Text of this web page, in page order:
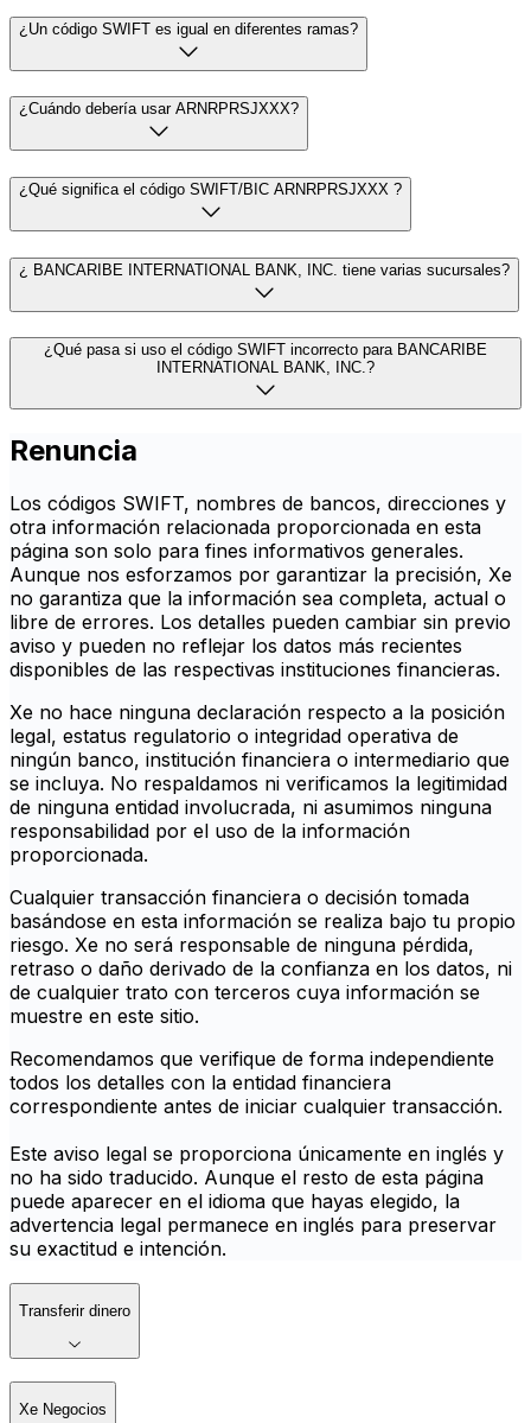
¿Un código SWIFT es igual en diferentes ramas?
¿Cuándo debería usar ARNRPRSJXXX?
¿Qué significa el código SWIFT/BIC ARNRPRSJXXX ?
¿ BANCARIBE INTERNATIONAL BANK, INC. tiene varias sucursales?
¿Qué pasa si uso el código SWIFT incorrecto para BANCARIBE
INTERNATIONAL BANK, INC.?
Renuncia
Los códigos SWIFT, nombres de bancos, direcciones y
otra información relacionada proporcionada en esta
página son solo para fines informativos generales.
Aunque nos esforzamos por garantizar la precisión, Xe
no garantiza que la información sea completa, actual o
libre de errores. Los detalles pueden cambiar sin previo
aviso y pueden no reflejar los datos más recientes
disponibles de las respectivas instituciones financieras.
Xe no hace ninguna declaración respecto a la posición
legal, estatus regulatorio o integridad operativa de
ningún banco, institución financiera o intermediario que
se incluya. No respaldamos ni verificamos la legitimidad
de ninguna entidad involucrada, ni asumimos ninguna
responsabilidad por el uso de la información
proporcionada.
Cualquier transacción financiera o decisión tomada
basándose en esta información se realiza bajo tu propio
riesgo. Xe no será responsable de ninguna pérdida,
retraso o daño derivado de la confianza en los datos, ni
de cualquier trato con terceros cuya información se
muestre en este sitio.
Recomendamos que verifique de forma independiente
todos los detalles con la entidad financiera
correspondiente antes de iniciar cualquier transacción.
Este aviso legal se proporciona únicamente en inglés y
no ha sido traducido. Aunque el resto de esta página
puede aparecer en el idioma que hayas elegido, la
advertencia legal permanece en inglés para preservar
su exactitud e intención.
Transferir dinero
Xe Negocios